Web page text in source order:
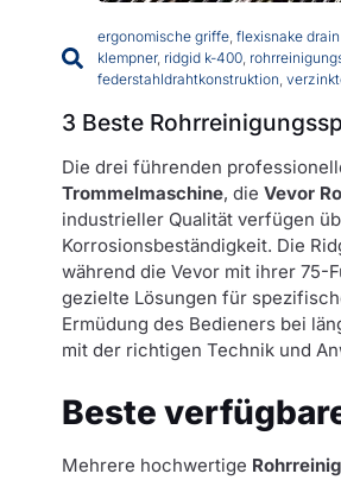
ergonomische griffe, flexisnake
klempner, ridgid k-400,
federstahldrahtkonstruktion,
3 Beste
Die drei führenden
Trommelmaschine, die Vevor
industrieller Qualität verfügen
Korrosionsbeständigkeit. Die
während die Vevor mit ihrer 75-
gezielte Lösungen für
Ermüdung des Bedieners bei
mit der richtigen Technik und
Beste
Mehrere hochwertige